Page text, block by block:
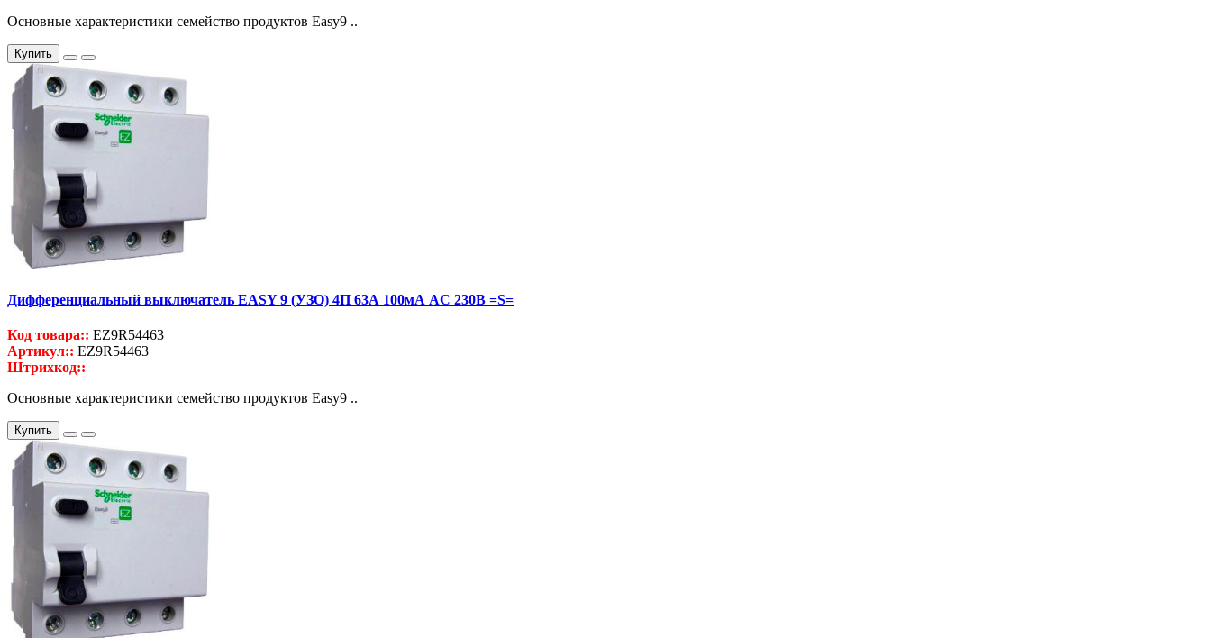
Основные характеристики семейство продуктов Easy9 ..
Купить
Дифференциальный выключатель EASY 9 (УЗО) 4П 63А 100мА AC 230В =S=
Код товара:: EZ9R54463
Артикул:: EZ9R54463
Штрихкод::
Основные характеристики семейство продуктов Easy9 ..
Купить